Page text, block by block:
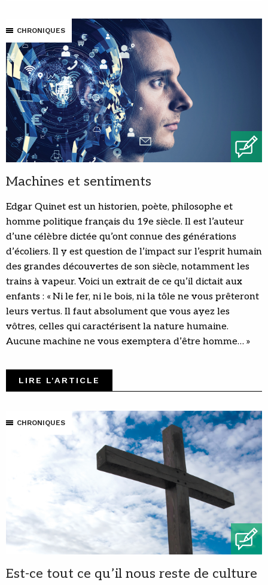
CHRONIQUES
Machines et sentiments
Edgar Quinet est un historien, poète, philosophe et
homme politique français du 19e siècle. Il est l’auteur
d’une célèbre dictée qu’ont connue des générations
d’écoliers. Il y est question de l’impact sur l’esprit humain
des grandes découvertes de son siècle, notamment les
trains à vapeur. Voici un extrait de ce qu’il dictait aux
enfants : « Ni le fer, ni le bois, ni la tôle ne vous prêteront
leurs vertus. Il faut absolument que vous ayez les
vôtres, celles qui caractérisent la nature humaine.
Aucune machine ne vous exemptera d’être homme… »
LIRE L'ARTICLE
CHRONIQUES
Est-ce tout ce qu’il nous reste de culture